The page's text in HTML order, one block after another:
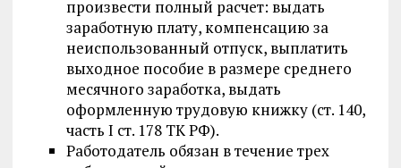
произвести полный расчет: выдать
заработную плату, компенсацию за
неиспользованный отпуск, выплатить
выходное пособие в размере среднего
месячного заработка, выдать
оформленную трудовую книжку (ст. 140,
часть I ст. 178 ТК РФ).
Работодатель обязан в течение трех